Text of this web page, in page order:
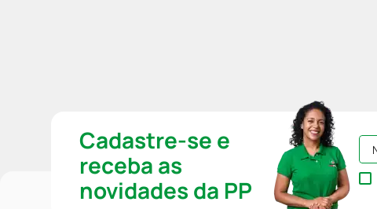
Cadastre-se e
receba as
novidades da PP